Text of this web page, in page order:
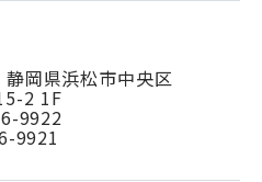
静岡県浜松市中央区
2 1F
9922
9921